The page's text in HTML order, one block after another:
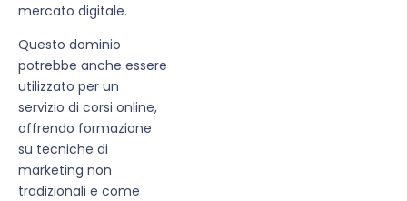
mercato digitale.
Questo dominio
potrebbe anche essere
utilizzato per un
servizio di corsi online,
offrendo formazione
su tecniche di
marketing non
tradizionali e come